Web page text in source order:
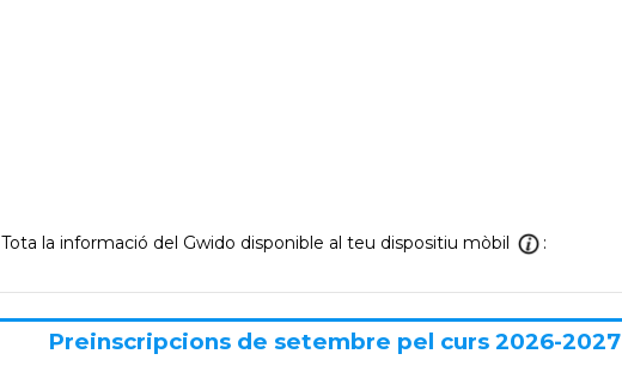
Tota la informació del Gwido disponible al teu dispositiu mòbil :
Preinscripcions de setembre pel curs 2026-2027